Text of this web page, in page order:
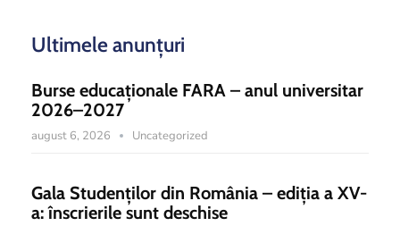
Ultimele anunțuri
Burse educaționale FARA – anul universitar
2026–2027
august 6, 2026 Uncategorized
Gala Studenților din România – ediția a XV-
a: înscrierile sunt deschise